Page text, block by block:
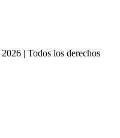
2026 |Todos los derechos